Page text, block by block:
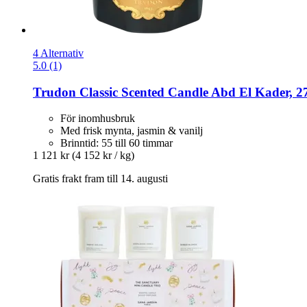
4 Alternativ
5.0 (1)
Trudon Classic Scented Candle Abd El Kader,
För inomhusbruk
Med frisk mynta, jasmin & vanilj
Brinntid: 55 till 60 timmar
1 121 kr (4 152 kr / kg)
Gratis frakt fram till 14. augusti